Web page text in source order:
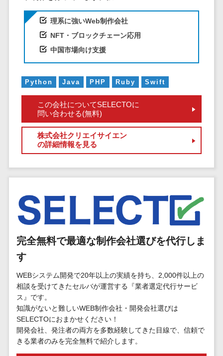
サーバー・ネットワーク監視>
設備監視システム>
システム連携ツール（iPaaS）>
クラウド接続サービス>
キッティングサービス>
情シスアウトソーシング>
セキュリティ
標的型攻撃メール対策>
ペネトレーションテスト>
標的型攻撃メール訓練サービス>
認証システム>
クラウド型セキュリティカメラ>
メールセキュリティ>
メール・ファイル無害化>
サンドボックス>
EFOツール
LP作成サービ
ス
広告運用代行
Webアンケー
トシステム
ル
MAツール
動画配信シス
ィングツール
SEOツール
MEOツール
イベント管理
ポート
コールセンタ
ーCRM
自動音声応答
システム(IVR)
AI自動電話応
理系に強いWeb制作会社
NFT・ブロックチェーン応用
中国市場向け支援
Python Java PHP Ruby Swift
この会社についてSELECTOに
問い合わせる(無料)
株式会社クリエイサイエン
の詳細情報を見る
完全無料で最適な制作会社選びを代行しま
す
WEBシステム開発で20年以上の実績を持ち、2,000件以上の
相談を受けてきたセルバが運営する『業者選定代行サービ
ス』です。
知識がないと難しいWEB制作会社・開発会社選びは
SELECTOにおまかせください！
開発会社、発注者の両方を多数経験してきた目線で、信頼で
きる業者のみを完全無料で紹介します。